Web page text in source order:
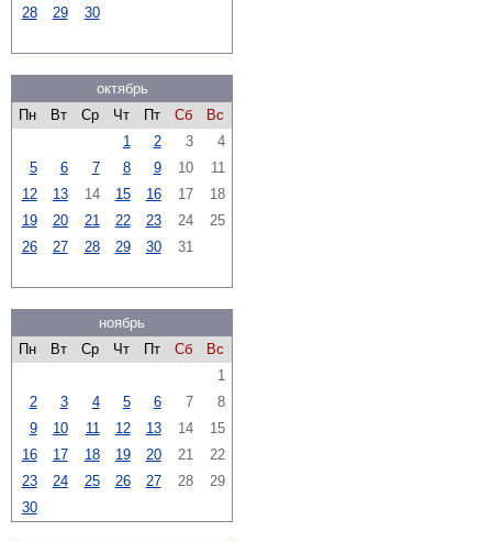
28 29 30
октябрь
Пн
Вт Ср Чт Пт Сб
Вс
1
2 3
4
5
6 7 8 9 10
11
12
13 14 15 16 17
18
19
20 21 22 23 24
25
26
27 28 29 30 31
ноябрь
Пн
Вт Ср Чт Пт Сб
Вс
1
2
3 4 5 6 7
8
9
10 11 12 13 14
15
16
17 18 19 20 21
22
23
24 25 26 27 28
29
30